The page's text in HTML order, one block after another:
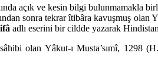
açık ve kesin bilgi bulunmamakla
sonra tekrar îtibâra kavuşmuş
adlı eserini bir cildde yazarak
olan Yâkut-ı Musta’sımî, 1298